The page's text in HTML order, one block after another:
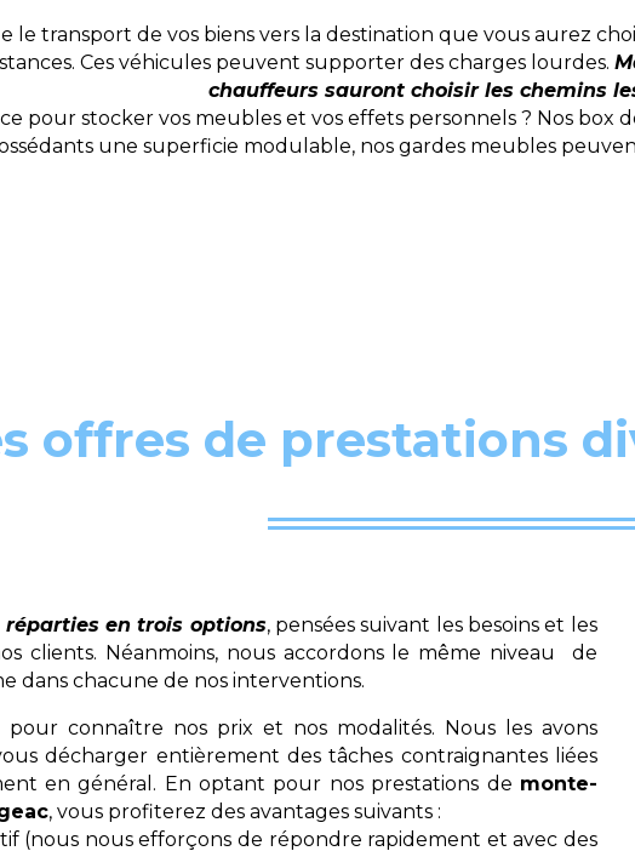
le transport de vos biens vers la destination que vous aurez
Ces véhicules peuvent supporter des charges lourdes.
chauffeurs sauront choisir les chemins
pour stocker vos meubles et vos effets personnels ? Nos box
une superficie modulable, nos gardes meubles
offres de prestations
réparties en trois options, pensées suivant les besoins et les
clients. Néanmoins, nous accordons le même niveau de
dans chacune de nos interventions.
pour connaître nos prix et nos modalités. Nous les avons
décharger entièrement des tâches contraignantes liées
en général. En optant pour nos prestations de monte-
, vous profiterez des avantages suivants :
(nous nous efforçons de répondre rapidement et avec des